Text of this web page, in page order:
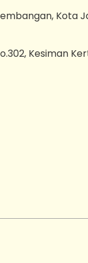
Kota
Kesiman